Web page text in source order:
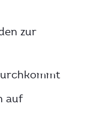
zur
auf